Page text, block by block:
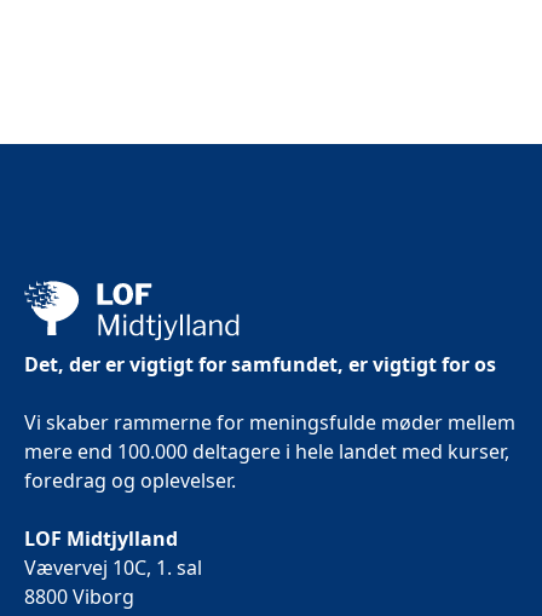
Det, der er vigtigt for samfundet, er vigtigt for os
Vi skaber rammerne for meningsfulde møder mellem
mere end 100.000 deltagere i hele landet med kurser,
foredrag og oplevelser.
LOF Midtjylland
Vævervej 10C, 1. sal
8800 Viborg